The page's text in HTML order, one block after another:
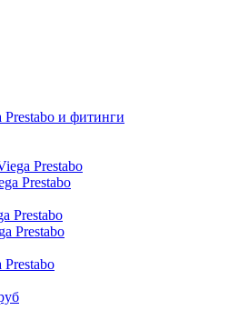
и фитинги
Prestabo
Prestabo
Prestabo
Prestabo